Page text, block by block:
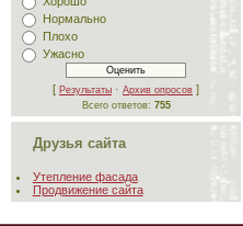
Нормально
Плохо
Ужасно
[ Результаты · Архив опросов ]
Всего ответов: 755
Друзья сайта
Утепление фасада
Продвижение сайта